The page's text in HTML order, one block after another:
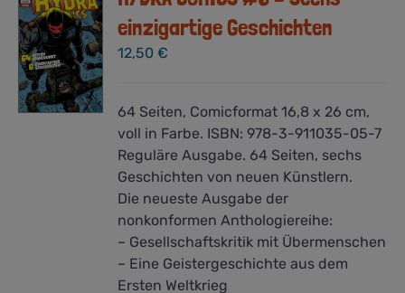
können
einzigartige Geschichten
12,50€
64 Seiten, Comicformat 16,8 x 26 cm,
voll in Farbe. ISBN: 978-3-911035-05-7
Reguläre Ausgabe. 64 Seiten, sechs
Geschichten von neuen Künstlern.
Die neueste Ausgabe der
nonkonformen Anthologiereihe:
– Gesellschaftskritik mit Übermenschen
– Eine Geistergeschichte aus dem
Ersten Weltkrieg